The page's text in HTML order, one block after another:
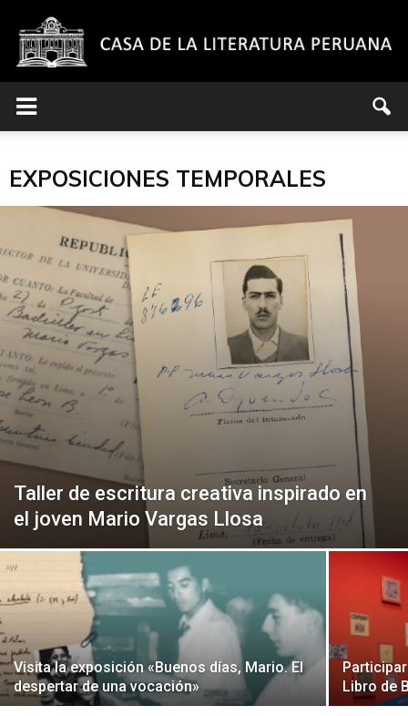
la
Literatura
EXPOSICIONES TEMPORALES
Taller de escritura creativa inspirado en
el joven Mario Vargas Llosa
Visita la exposición «Buenos días, Mario. El
despertar de una vocación»
Libro de